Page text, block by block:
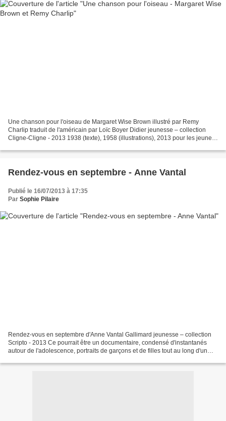
Une chanson pour l'oiseau de Margaret Wise Brown illustré par Remy
Charlip traduit de l'américain par Loïc Boyer Didier jeunesse – collection
Cligne-Cligne - 2013 1938 (texte), 1958 (illustrations), 2013 pour les jeunes
Rendez-vous en septembre - Anne Vantal
Publié le 16/07/2013 à 17:35
Par Sophie Pilaire
Rendez-vous en septembre d'Anne Vantal Gallimard jeunesse – collection
Scripto - 2013 Ce pourrait être un documentaire, condensé d'instantanés
autour de l'adolescence, portraits de garçons et de filles tout au long d'un